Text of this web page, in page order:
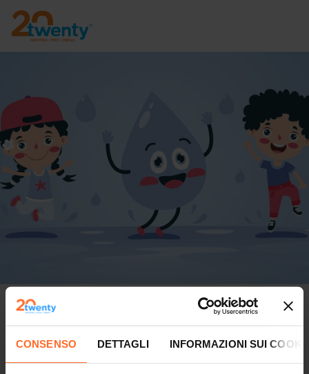
CONSENSO DETTAGLI INFORMAZIONI SUI
Giornata mondiale dell'acqua